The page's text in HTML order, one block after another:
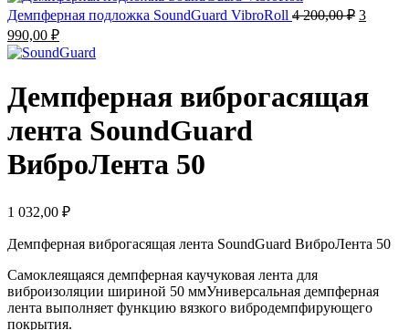
Демпферная подложка SoundGuard VibroRoll 4 200,00₽ 3
990,00 ₽Текущая
цена:
3
990,00 ₽.
Демпферная виброгасящая
лента SoundGuard
ВиброЛента 50
1 032,00 ₽
Демпферная виброгасящая лента SoundGuard ВиброЛента 50
Самоклеящаяся демпферная каучуковая лента для
виброизоляции шириной 50 ммУниверсальная демпферная
лента выполняет функцию вязкого вибродемпфирующего
покрытия.